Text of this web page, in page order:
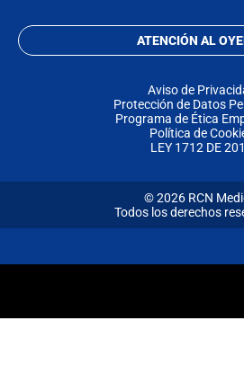
ATENCIÓN AL
Aviso de
Protección de Datos
Programa de Ética
Política de
LEY 1712 DE
© 2026 RCN
Todos los derechos